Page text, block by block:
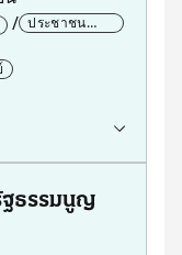
กษา
นล้านบาท)
ประชาชน
ว.)
ด็นที่กำหนด)
ฐธรรมนูญ